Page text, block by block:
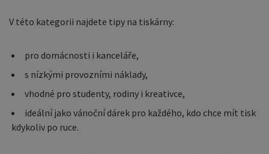
V této kategorii najdete tipy na tiskárny:
pro domácnosti i kanceláře,
s nízkými provozními náklady,
vhodné pro studenty, rodiny i kreativce,
ideální jako vánoční dárek pro každého, kdo chce mít tisk
kdykoliv po ruce.